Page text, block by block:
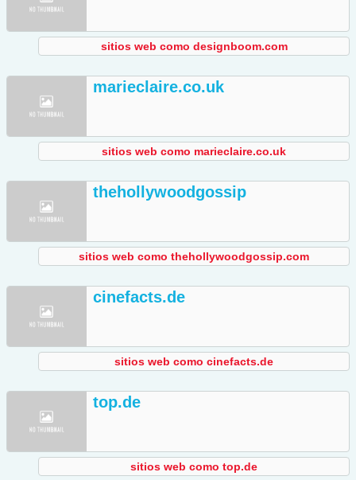
sitios web como designboom.com
marieclaire.co.uk
sitios web como marieclaire.co.uk
thehollywoodgossip
sitios web como thehollywoodgossip.com
cinefacts.de
sitios web como cinefacts.de
top.de
sitios web como top.de